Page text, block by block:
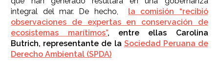
integral del mar. De hecho, la comisión “recibió
observaciones de expertas en conservación de
ecosistemas marítimos”, entre ellas Carolina
Butrich, representante de la Sociedad Peruana de
Derecho Ambiental (SPDA)